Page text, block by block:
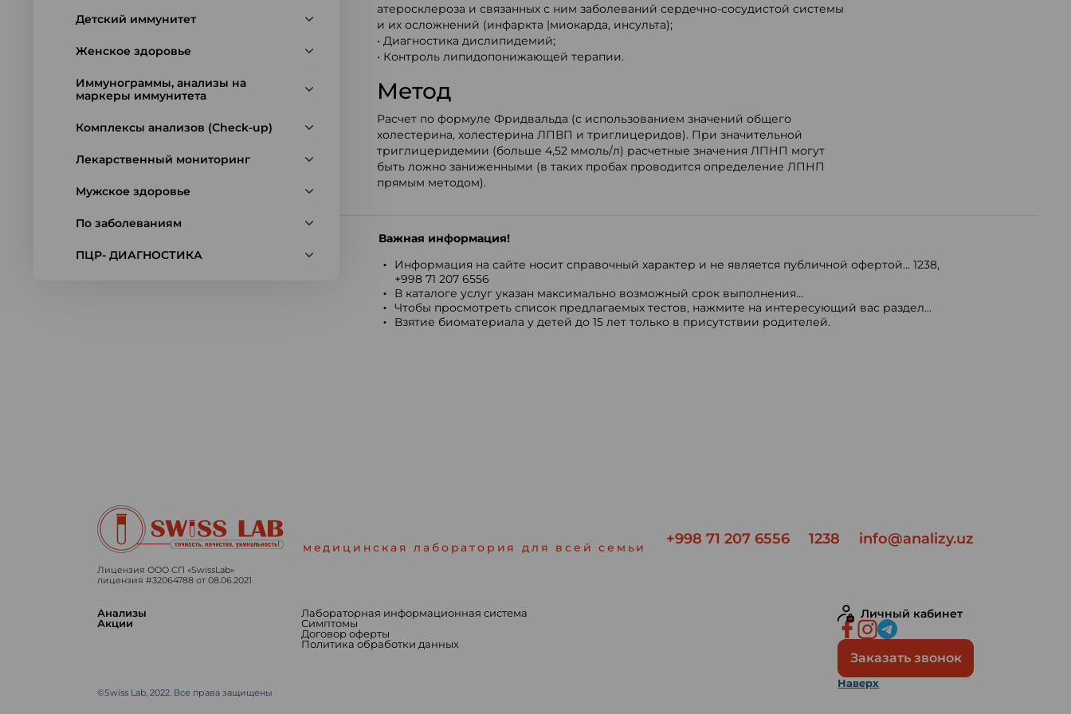
Детский иммунитет
Женское здоровье
Иммунограммы, анализы на
маркеры иммунитета
Комплексы анализов (Check-up)
Лекарственный мониторинг
Мужское здоровье
По заболеваниям
ПЦР- ДИАГНОСТИКА
атеросклероза и связанных с ним заболеваний сердечно-сосудистой системы
и их осложнений (инфаркта |миокарда, инсульта);
• Диагностика дислипидемий;
• Контроль липидопонижающей терапии.
Метод
Расчет по формуле Фридвальда (с использованием значений общего
холестерина, холестерина ЛПВП и триглицеридов). При значительной
триглицеридемии (больше 4,52 ммоль/л) расчетные значения ЛПНП могут
быть ложно заниженными (в таких пробах проводится определение ЛПНП
прямым методом).
Важная информация!
Информация на сайте носит справочный характер и не является публичной офертой... 1238,
+998 71 207 6556
В каталоге услуг указан максимально возможный срок выполнения...
Чтобы просмотреть список предлагаемых тестов, нажмите на интересующий вас раздел...
Взятие биоматериала у детей до 15 лет только в присутствии родителей.
медицинская лаборатория для всей семьи +998 71 207 6556 1238 info@analizy.uz
Лицензия ООО СП «SwissLab»
лицензия #32064788 от 08.06.2021
Анализы
Акции
Лабораторная информационная система
Симптомы
Договор оферты
Политика обработки данных
Личный кабинет
Заказать звонок
Наверх
©Swiss Lab, 2022. Все права защищены